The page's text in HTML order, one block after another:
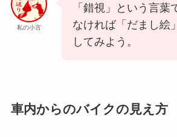
私の小言
「錯視」という言葉
なければ「だまし絵
してみよう。
車内からのバイクの見え方